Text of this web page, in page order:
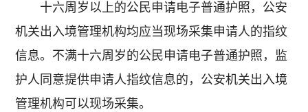
十六周岁以上的公民申请电子普通护照，公安
机关出入境管理机构均应当现场采集申请人的指纹
信息。不满十六周岁的公民申请电子普通护照，监
护人同意提供申请人指纹信息的，公安机关出入境
管理机构可以现场采集。